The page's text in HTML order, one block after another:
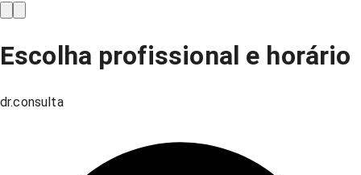
Escolha profissional e horário
dr.consulta